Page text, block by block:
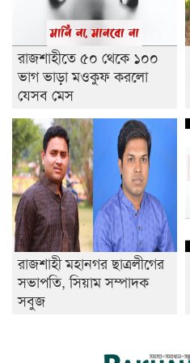
রাজশাহীতে ৫০ থেকে ১০০
ভাগ ভাড়া মওকুফ করলো
যেসব মেস
রাজশাহী মহানগর ছাত্রলীগের
সভাপতি, সিয়াম সম্পাদক
সবুজ